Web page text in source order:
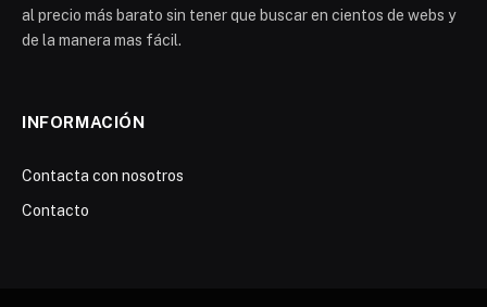
al precio más barato sin tener que buscar en cientos de webs y
de la manera mas fácil.
INFORMACIÓN
Contacta con nosotros
Contacto